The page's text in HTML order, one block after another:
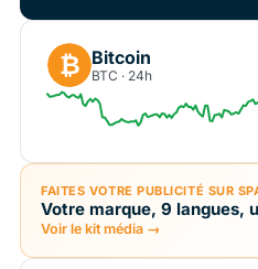
₿ Bitcoin
BTC · 24h
FAITES VOTRE PUBLICITÉ SUR
Votre marque, 9 langues,
Voir le kit média →